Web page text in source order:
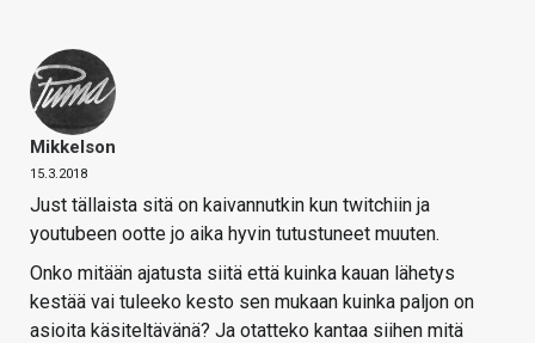
Mikkelson
15.3.2018
Just tällaista sitä on kaivannutkin kun twitchiin ja
youtubeen ootte jo aika hyvin tutustuneet muuten.
Onko mitään ajatusta siitä että kuinka kauan lähetys
kestää vai tuleeko kesto sen mukaan kuinka paljon on
asioita käsiteltävänä? Ja otatteko kantaa siihen mitä